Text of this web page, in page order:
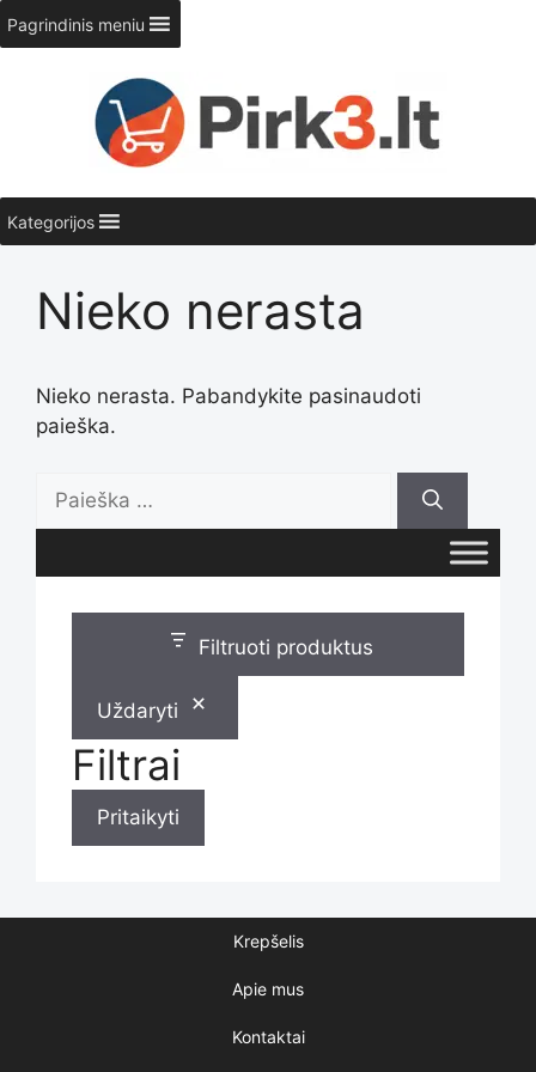
Pereiti
prie
turinio
Pagrindinis meniu
Kategorijos
Nieko nerasta
Nieko nerasta. Pabandykite pasinaudoti
paieška.
Ieškoti:
Filtruoti produktus
Uždaryti
Filtrai
Pritaikyti
Krepšelis
Apie mus
Kontaktai